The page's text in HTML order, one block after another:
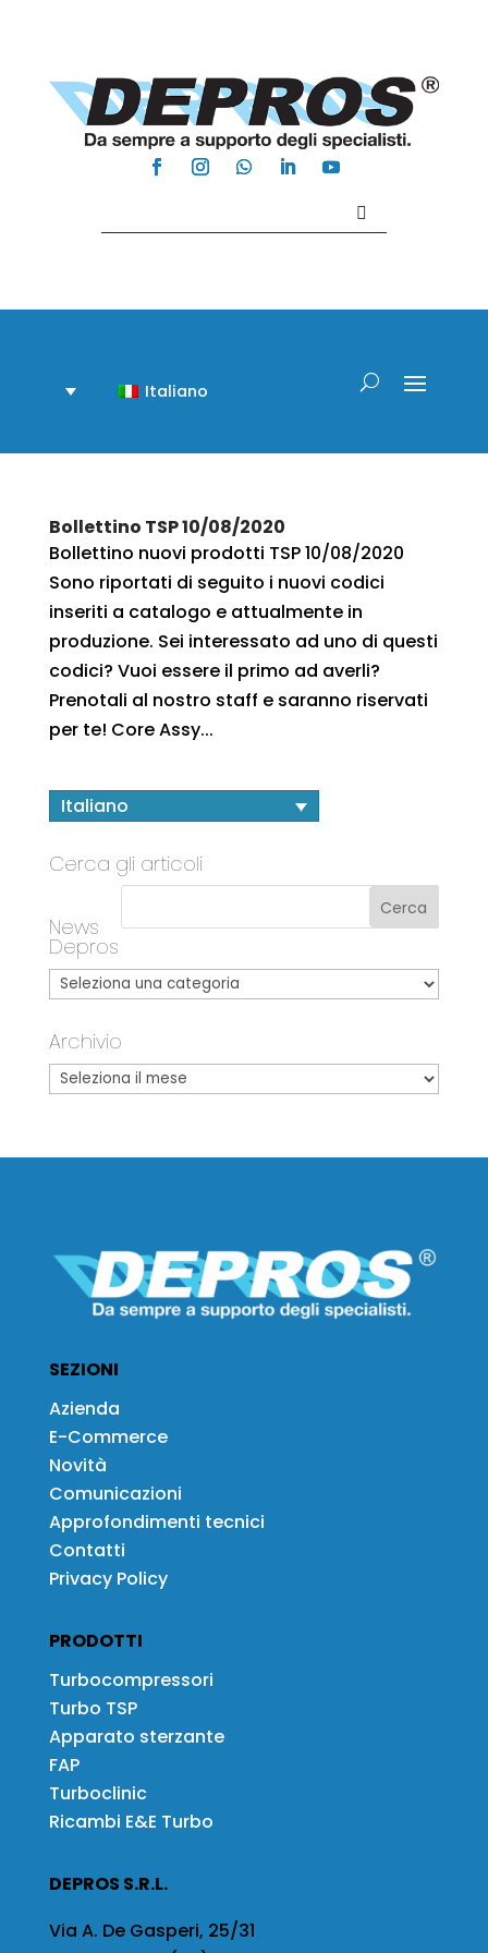
Italiano
Bollettino TSP 10/08/2020
Bollettino nuovi prodotti TSP 10/08/2020
Sono riportati di seguito i nuovi codici
inseriti a catalogo e attualmente in
produzione. Sei interessato ad uno di questi
codici? Vuoi essere il primo ad averli?
Prenotali al nostro staff e saranno riservati
per te! Core Assy...
Italiano
Cerca gli articoli
News
Depros
Archivio
SEZIONI
Azienda
E-Commerce
Novità
Comunicazioni
Approfondimenti tecnici
Contatti
Privacy Policy
PRODOTTI
Turbocompressori
Turbo TSP
Apparato sterzante
FAP
Turboclinic
Ricambi E&E Turbo
DEPROS S.R.L.
Via A. De Gasperi, 25/31